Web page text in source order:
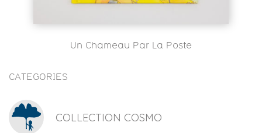
Un Chameau Par La Poste
CATEGORIES
COLLECTION COSMO